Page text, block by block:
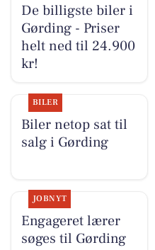
De billigste biler i
Gørding - Priser
helt ned til 24.900
kr!
BILER
Biler netop sat til
salg i Gørding
JOBNYT
Engageret lærer
søges til Gørding